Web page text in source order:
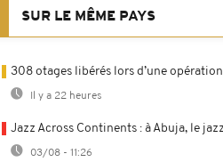
SUR LE MÊME PAYS
308 otages libérés lors d’une
Il y a 22 heures
Jazz Across Continents : à Abuja, le
03/08 - 11:26